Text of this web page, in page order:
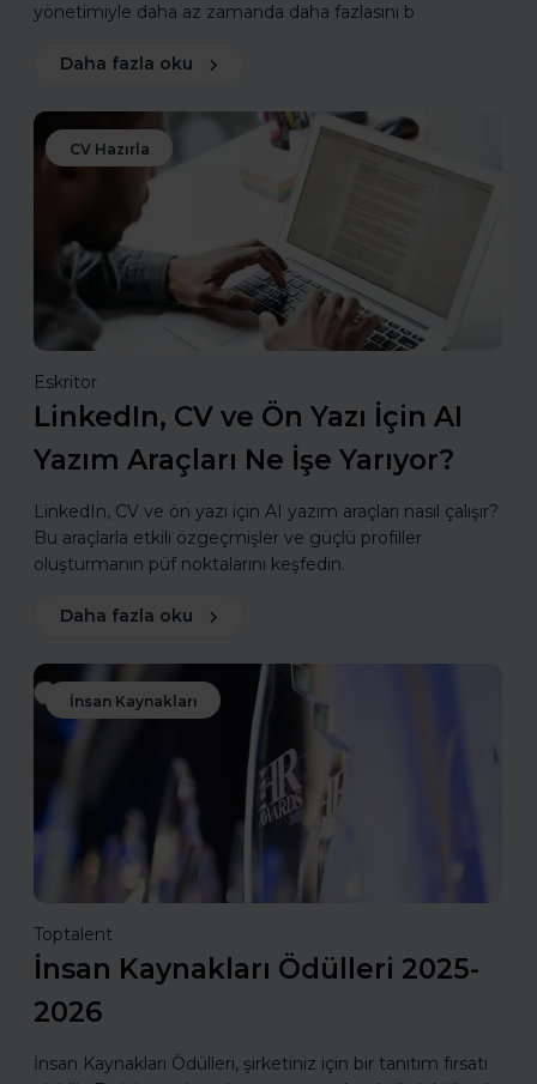
yönetimiyle daha az zamanda daha fazlasını b
Daha fazla oku
CV Hazırla
Eskritor
LinkedIn, CV ve Ön Yazı İçin AI
Yazım Araçları Ne İşe Yarıyor?
LinkedIn, CV ve ön yazı için AI yazım araçları nasıl çalışır?
Bu araçlarla etkili özgeçmişler ve güçlü profiller
oluşturmanın püf noktalarını keşfedin.
Daha fazla oku
İnsan Kaynakları
Toptalent
İnsan Kaynakları Ödülleri 2025-
2026
İnsan Kaynakları Ödülleri, şirketiniz için bir tanıtım fırsatı